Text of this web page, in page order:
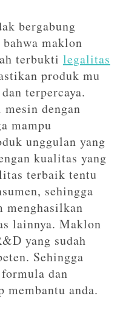
bergabung
maklon
terbukti legalitas
produk mu
terpercaya.
dengan
mampu
unggulan yang
kualitas yang
terbaik tentu
sehingga
menghasilkan
lainnya. Maklon
yang sudah
Sehingga
dan
anda.